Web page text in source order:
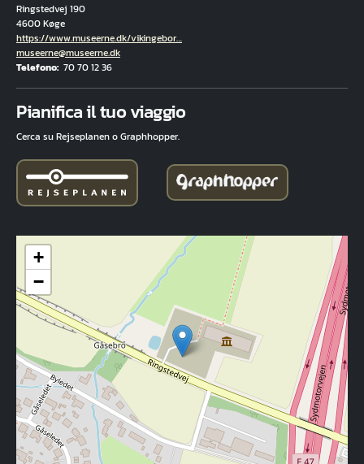
Ringstedvej 190
4600 Køge
Hjemmeside
https://www.museerne.dk/vikingebor…
E-mail
museerne@museerne.dk
Telefono 70 70 12 36
Pianifica il tuo viaggio
Cerca su Rejseplanen o Graphhopper.
+
−